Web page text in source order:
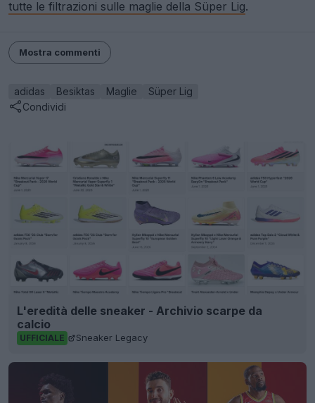
tutte le filtrazioni sulle maglie della Süper Lig.
Mostra commenti
adidas Besiktas Maglie
Süper Lig
Condividi
L'eredità delle sneaker - Archivio scarpe da
calcio
UFFICIALE Sneaker Legacy